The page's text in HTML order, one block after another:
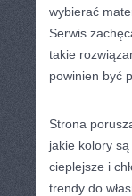
wybierać
Serwis
takie
powinien być
Strona
jakie kolory
cieplejsze i
trendy do